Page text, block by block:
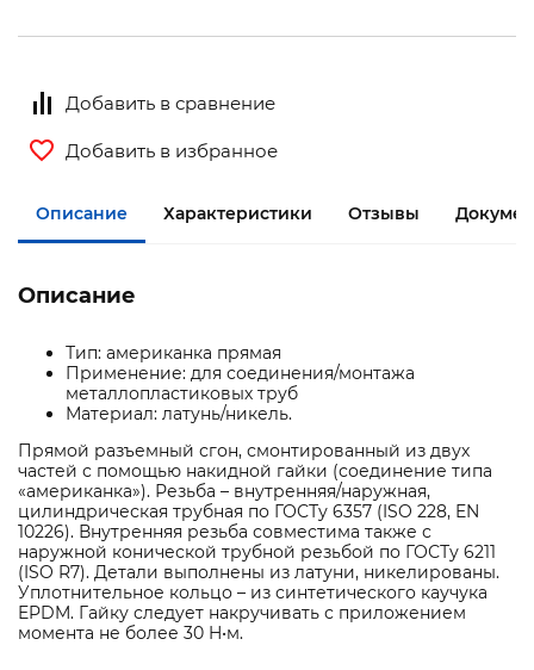
Добавить в сравнение
Добавить в избранное
Описание Характеристики Отзывы
Описание
Тип: американка прямая
Применение: для соединения/монтажа
металлопластиковых труб
Материал: латунь/никель.
Прямой разъемный сгон, смонтированный из двух
частей с помощью накидной гайки (соединение типа
«американка»). Резьба – внутренняя/наружная,
цилиндрическая трубная по ГОСТу 6357 (ISO 228, EN
10226). Внутренняя резьба совместима также с
наружной конической трубной резьбой по ГОСТу 6211
(ISO R7). Детали выполнены из латуни, никелированы.
Уплотнительное кольцо – из синтетического каучука
EPDM. Гайку следует накручивать с приложением
момента не более 30 H•м.